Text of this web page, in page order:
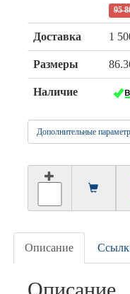
95
Доставка 1
Размеры
Наличие
Дополнительные
Описание